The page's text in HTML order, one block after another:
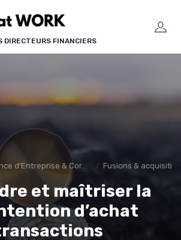
DIRECTEURS FINANCIERS
d’Entreprise & Corporate Finance Fusions &
et maîtriser la
d’achat
des cookies